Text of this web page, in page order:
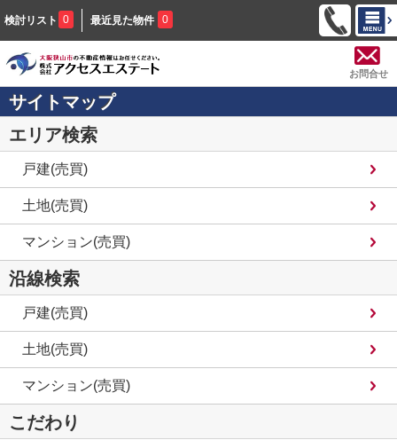
検討リスト 0 最近見た物件 0
お問合せ
サイトマップ
エリア検索
戸建(売買)
土地(売買)
マンション(売買)
沿線検索
戸建(売買)
土地(売買)
マンション(売買)
こだわり